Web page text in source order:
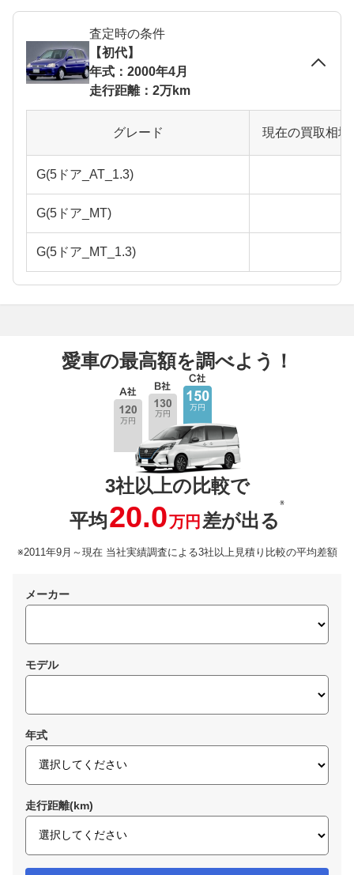
査定時の条件
【初代】
年式：2000年4月
走行距離：2万km
グレード 現在の買取相
G(5ドア_AT_1.3)
G(5ドア_MT)
G(5ドア_MT_1.3)
愛車の最高額を調べよう！
3社以上の比較で
平均20.0万円 差が出る
※
※2011年9月～現在 当社実績調査による3社以上見積り比較の平均差額
メーカー
モデル
年式
走行距離(km)